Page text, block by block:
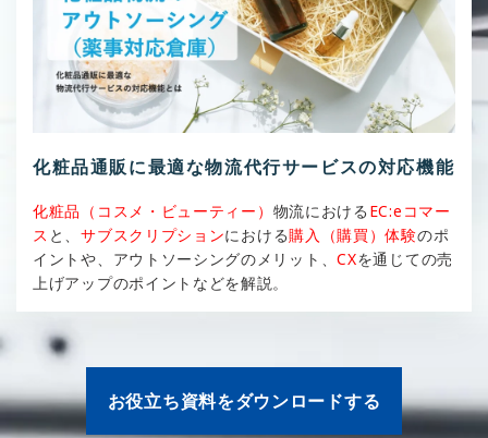
化粧品通販に最適な物流代行サービスの対応機能
化粧品（コスメ・ビューティー） 物流における EC:eコマー
ス と、サブスクリプションにおける購入（購買）体験のポ
イントや、アウトソーシングのメリット、CXを通じての売
上げアップのポイントなどを解説。
お役立ち資料をダウンロードする